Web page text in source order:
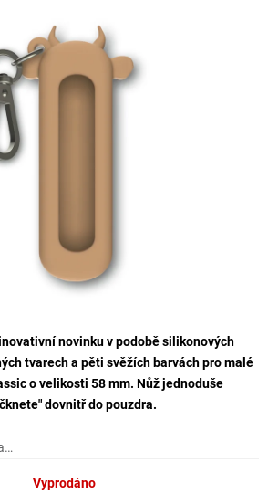
novinku v podobě silikonových
tvarech a pěti svěžích barvách pro malé
o velikosti 58 mm. Nůž jednoduše
dovnitř do pouzdra.
Vyprodáno